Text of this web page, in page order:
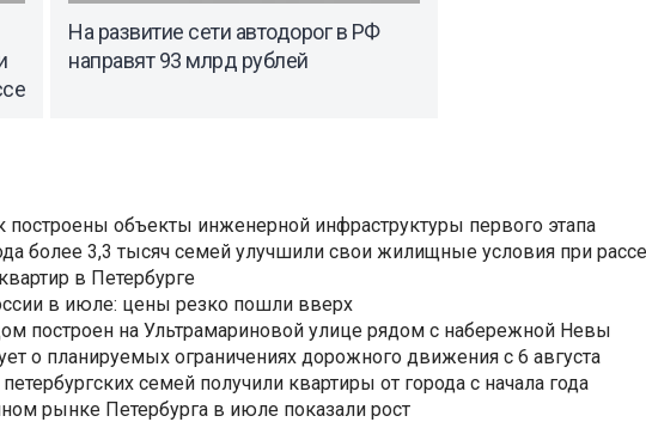
На развитие сети автодорог в РФ
направят 93 млрд рублей
объекты инженерной инфраструктуры первого этапа
более 3,3 тысяч семей улучшили свои жилищные условия при
в Петербурге
в июле: цены резко пошли вверх
построен на Ультрамариновой улице рядом с набережной Невы
о планируемых ограничениях дорожного движения с 6 августа
семей получили квартиры от города с начала года
рынке Петербурга в июле показали рост